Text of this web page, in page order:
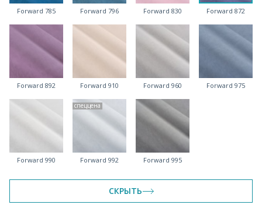
Forward 785 Forward 796 Forward 830 Forward 872
Forward 892 Forward 910 Forward 960 Forward 975
Forward 990
спеццена
Forward 992 Forward 995
СКРЫТЬ